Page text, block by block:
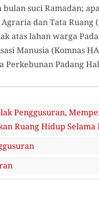
suci Ramadan;
dan Tata Ruang
atas lahan warga
Manusia (Komnas
Padang
Penggusuran,
Ruang Hidup